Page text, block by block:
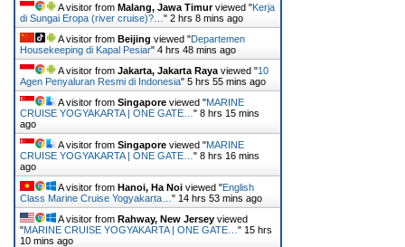
A visitor from Malang, Jawa Timurviewed "Kerja
di Sungai Eropa (river cruise)?… " 2 hrs 8 mins ago
A visitor from Beijing viewed "Departemen
Housekeeping di Kapal Pesiar" 4 hrs 48 mins ago
A visitor from Jakarta, Jakarta Raya viewed "10
Agen Penyaluran Resmi di Indonesia" 5 hrs 55 mins ago
A visitor from Singapore viewed "MARINE
CRUISE YOGYAKARTA | ONE GATE… " 8 hrs 15 mins
ago
A visitor from Singapore viewed "MARINE
CRUISE YOGYAKARTA | ONE GATE… " 8 hrs 16 mins
ago
A visitor from Hanoi, Ha Noi viewed "English
Class Marine Cruise Yogyakarta… " 14 hrs 53 mins ago
A visitor from Rahway, New Jersey viewed
"MARINE CRUISE YOGYAKARTA | ONE GATE… " 15 hrs
10 mins ago